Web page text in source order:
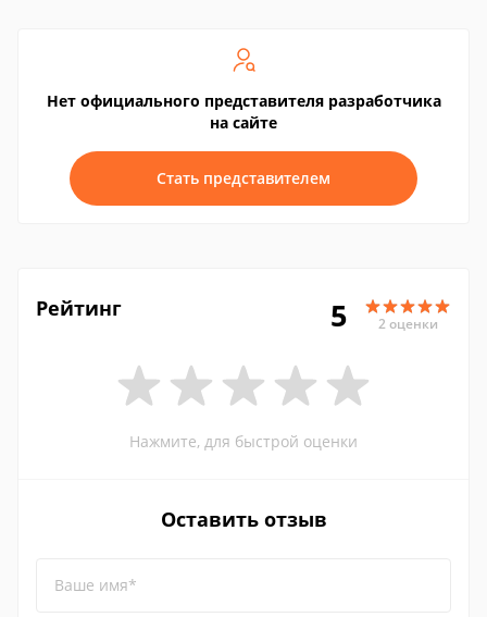
Нет официального представителя разработчика
на сайте
Стать представителем
Рейтинг 5 2 оценки
Нажмите, для быстрой оценки
Оставить отзыв
Ваше имя*